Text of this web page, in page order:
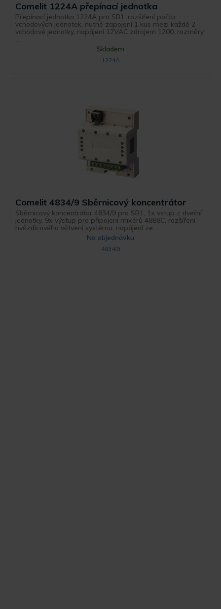
Comelit 1224A přepínací jednotka
Přepínací jednotka 1224A pro SB1, rozšíření počtu
vchodových jednotek, nutné zapojení 1 kus mezi každé 2
vchodové jednotky, napájení 12VAC zdrojem 1200, rozměry
...
Skladem
1224A
Comelit 4834/9 Sběrnicový koncentrátor
Sběrnicový koncentrátor 4834/9 pro SB1, 1x vstup z dveřní
jednotky, 9x výstup pro připojení mixérů 4888C, rozšíření
hvězdicového větvení systému, napájení ze ...
Na objednávku
4834/9